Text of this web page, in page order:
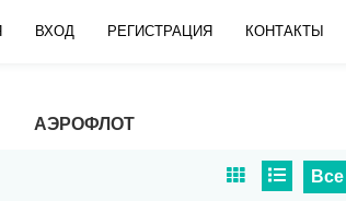
ВХОД РЕГИСТРАЦИЯ КОНТАКТЫ
АЭРОФЛОТ
Все